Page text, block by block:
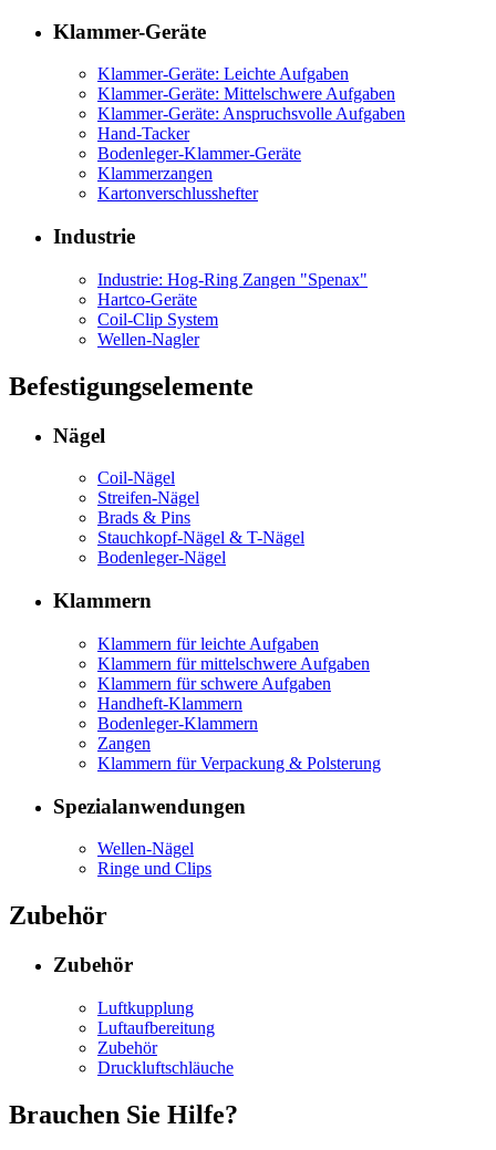
Klammer-Geräte
Klammer-Geräte: Leichte Aufgaben
Klammer-Geräte: Mittelschwere Aufgaben
Klammer-Geräte: Anspruchsvolle Aufgaben
Hand-Tacker
Bodenleger-Klammer-Geräte
Klammerzangen
Kartonverschlusshefter
Industrie
Industrie: Hog-Ring Zangen "Spenax"
Hartco-Geräte
Coil-Clip System
Wellen-Nagler
Befestigungselemente
Nägel
Coil-Nägel
Streifen-Nägel
Brads & Pins
Stauchkopf-Nägel & T-Nägel
Bodenleger-Nägel
Klammern
Klammern für leichte Aufgaben
Klammern für mittelschwere Aufgaben
Klammern für schwere Aufgaben
Handheft-Klammern
Bodenleger-Klammern
Zangen
Klammern für Verpackung & Polsterung
Spezialanwendungen
Wellen-Nägel
Ringe und Clips
Zubehör
Zubehör
Luftkupplung
Luftaufbereitung
Zubehör
Druckluftschläuche
Brauchen Sie Hilfe?